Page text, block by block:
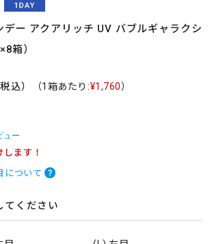
デー アクアリッチ UV バブルギャラクシ
箱）
込） （1箱あたり:¥1,760）
ュー
ます！
について
てください